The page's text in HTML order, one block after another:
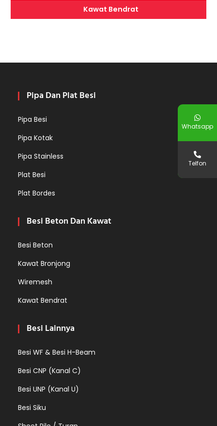
Kawat Bendrat
Pipa Dan Plat Besi
Pipa Besi
Pipa Kotak
Pipa Stainless
Plat Besi
Plat Bordes
Besi Beton Dan Kawat
Besi Beton
Kawat Bronjong
Wiremesh
Kawat Bendrat
Besi Lainnya
Besi WF & Besi H-Beam
Besi CNP (Kanal C)
Besi UNP (Kanal U)
Besi Siku
Whatsapp
Telfon